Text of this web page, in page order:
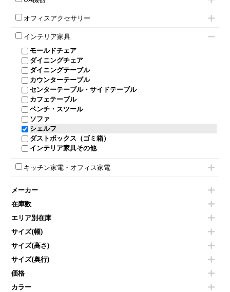
ダイヤル錠ロッカー
ワードローブ・クローゼット
ロッカーその他
会議テーブルW1800～
平行スタックテーブル
ハイテーブル
会議テーブルその他
ミーティングチェアその他
自立タイプパーテーション
パーテーションその他
壁掛けホワイトボード
ホワイトボードその他
電話機（ビジネスフォン）
シュレッダー
スクリーン
液晶モニター・ディスプレイ
プリンター・コピー機
その他OA機器
オフィスアクセサリー
チェア用台車
演台・講演台・演説台
防音パネル
個室ブース
耐火金庫
コートハンガー・ポールハンガー
傘立て
食器棚・キッチンキャビネット
カタログスタンド
オフィスアクセサリーその他
インテリア家具
モールドチェア
ダイニングチェア
ダイニングテーブル
カウンターテーブル
センターテーブル・サイドテーブル
カフェテーブル
ベンチ・スツール
ソファ
シェルフ
ダストボックス（ゴミ箱）
インテリア家具その他
キッチン家電・オフィス家電
冷蔵庫・洗濯機
空気清浄機・加湿器
液晶テレビ・モニター類
エアコン
照明機器
掃除機
季節家電
メーカー
在庫数
エリア別在庫
サイズ(幅)
サイズ(高さ)
サイズ(奥行)
価格
カラー